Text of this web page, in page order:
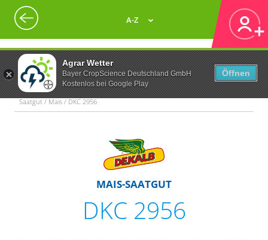
Agrar Wetter
Bayer CropScience Deutschland GmbH
Kostenlos bei Google Play
Öffnen
A-Z
Saatgut / Mais / DKC 2956
MAIS-SAATGUT
DKC 2956